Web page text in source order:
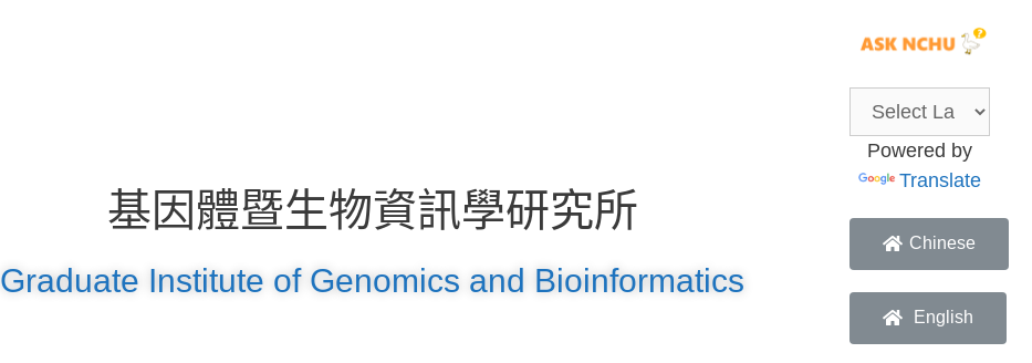
基因體暨生物資訊學研究所
Graduate Institute of Genomics and Bioinformatics
Powered by
Translate
Chinese
English